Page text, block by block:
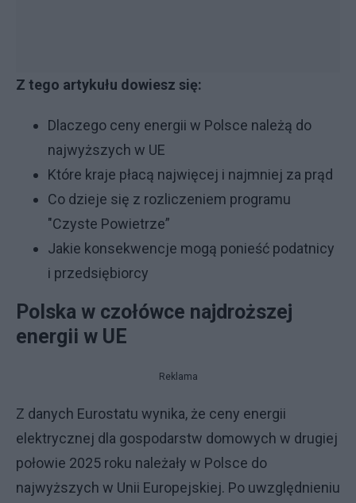
Z tego artykułu dowiesz się:
Dlaczego ceny energii w Polsce należą do
najwyższych w UE
Które kraje płacą najwięcej i najmniej za prąd
Co dzieje się z rozliczeniem programu
"Czyste Powietrze”
Jakie konsekwencje mogą ponieść podatnicy
i przedsiębiorcy
Polska w czołówce najdroższej
energii w UE
Reklama
Z danych Eurostatu wynika, że ceny energii
elektrycznej dla gospodarstw domowych w drugiej
połowie 2025 roku należały w Polsce do
najwyższych w Unii Europejskiej. Po uwzględnieniu